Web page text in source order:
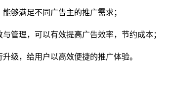
够满足不同广告主的推广需求；
管理，可以有效提高广告效率，节约成本；
级，给用户以高效便捷的推广体验。